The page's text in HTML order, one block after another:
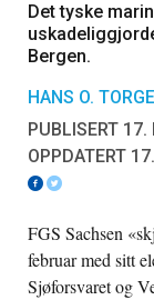
Det tyske
Bergen.
HANS O.
PUBLISERT
OPPDATERT
FGS Sachsen
februar med sitt
Sjøforsvaret og